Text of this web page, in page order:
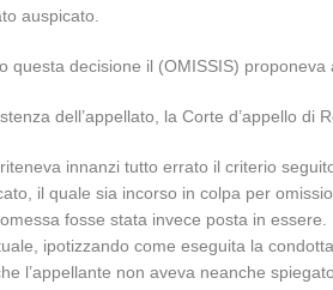
auspicato.
questa decisione il (OMISSIS) proponeva
dell’appellato, la Corte d’appello
innanzi tutto errato il criterio
il quale sia incorso in colpa per
fosse stata invece posta in
ipotizzando come eseguita la
l’appellante non aveva neanche